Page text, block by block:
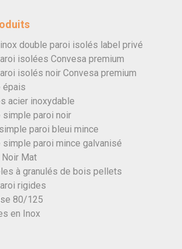
double paroi isolés label privé
isolées Convesa premium
isolés noir Convesa premium
épais
acier inoxydable
simple paroi noir
paroi bleui mince
simple paroi mince galvanisé
Mat
à granulés de bois pellets
rigides
80/125
en Inox